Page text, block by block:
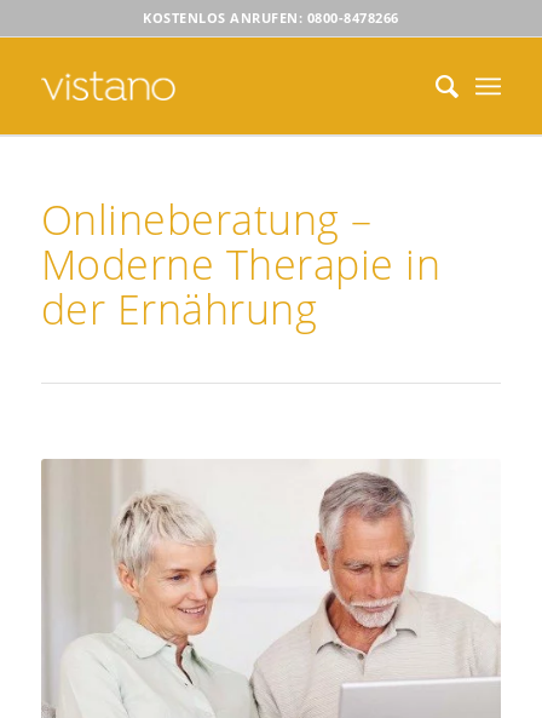
KOSTENLOS ANRUFEN: 0800-8478266
Onlineberatung –
Moderne Therapie in
der Ernährung